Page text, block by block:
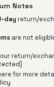
Notes
day return/
are not
return/
for more